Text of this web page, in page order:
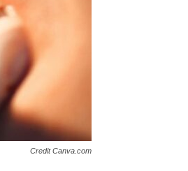
Credit Canva.com